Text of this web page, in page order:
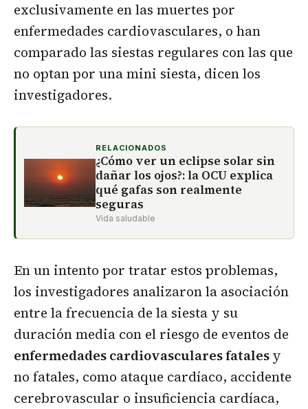
exclusivamente en las muertes por
enfermedades cardiovasculares, o han
comparado las siestas regulares con las que
no optan por una mini siesta, dicen los
investigadores.
RELACIONADOS
¿Cómo ver un eclipse solar sin
dañar los ojos?: la OCU explica
qué gafas son realmente
seguras
Vida saludable
En un intento por tratar estos problemas,
los investigadores analizaron la asociación
entre la frecuencia de la siesta y su
duración media con el riesgo de eventos de
enfermedades cardiovasculares fatalesy
no fatales, como ataque cardíaco, accidente
cerebrovascular o insuficiencia cardíaca,